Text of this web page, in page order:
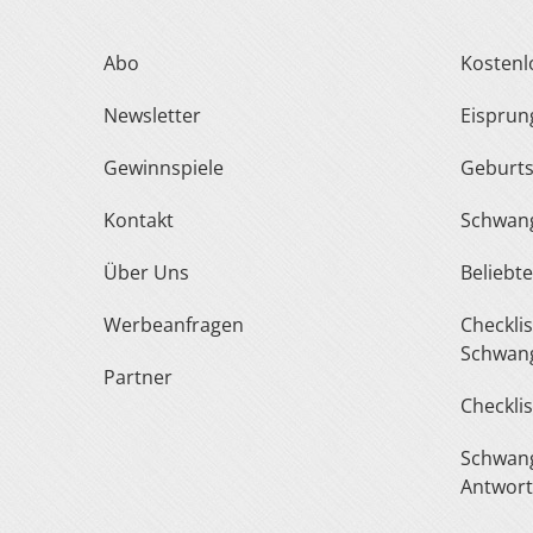
Abo
Newsletter
Gewinnspiele
Kontakt
Über Uns
Werbeanfragen
Partner
Checkliste Urlaub In Der
Schwangerschaft Fragen &